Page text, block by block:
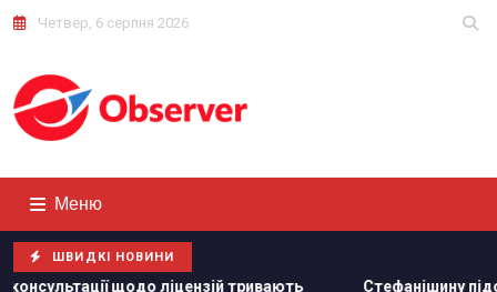
Четвер, 6 серпня 2026
Меню
ШВИДКІ НОВИНИ
тривають Стефанішину підозрюють в